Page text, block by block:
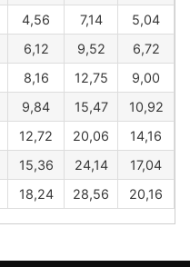
4,56 7,14
5,04
6,12 9,52
6,72
8,16 12,75
9,00
9,84 15,47
10,92
12,72 20,06
14,16
15,36 24,14
17,04
18,24 28,56 20,16